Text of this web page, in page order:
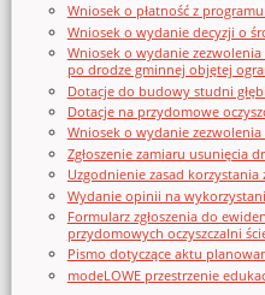
Wniosek o płatność z
Wniosek o wydanie decyzji o
Wniosek o wydanie
po drodze gminnej objętej
Dotacje do budowy studni
Dotacje na przydomowe
Wniosek o wydanie
Zgłoszenie zamiaru usunięcia
Uzgodnienie zasad korzystania
Wydanie opinii na
Formularz zgłoszenia do
przydomowych oczyszczalni
Pismo dotyczące aktu
modeLOWE przestrzenie